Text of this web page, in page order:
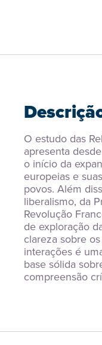
O estudo das
apresenta
o início da
europeias e
povos. Além
liberalismo, da
Revolução
de exploração
clareza sobre
interações é
base sólida
compreensão